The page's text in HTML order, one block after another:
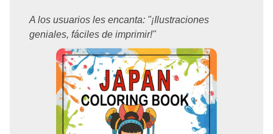
A los usuarios les encanta: "¡Ilustraciones
geniales, fáciles de imprimir!"